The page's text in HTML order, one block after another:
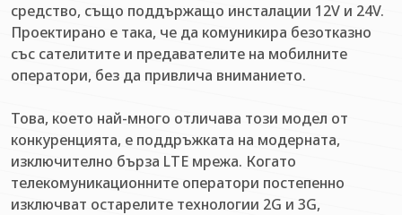
средство, също поддържащо инсталации 12V и 24V.
Проектирано е така, че да комуникира безотказно
със сателитите и предавателите на мобилните
оператори, без да привлича вниманието.
Това, което най-много отличава този модел от
конкуренцията, е поддръжката на модерната,
изключително бърза LTE мрежа. Когато
телекомуникационните оператори постепенно
изключват остарелите технологии 2G и 3G,